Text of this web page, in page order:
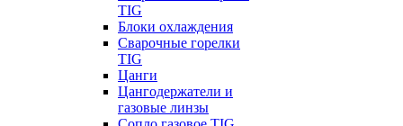
TIG
Блоки охлаждения
Сварочные горелки
TIG
Цанги
Цангодержатели и
газовые линзы